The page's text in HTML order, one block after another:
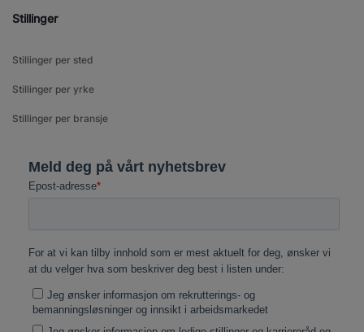
Stillinger
Stillinger per sted
Stillinger per yrke
Stillinger per bransje